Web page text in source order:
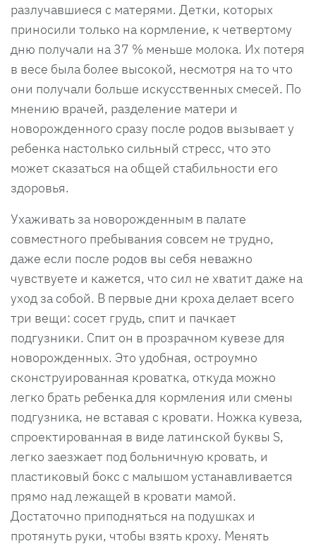
разлучавшиеся с матерями. Детки, которых
приносили только на кормление, к четвертому
дню получали на 37 % меньше молока. Их потеря
в весе была более высокой, несмотря на то что
они получали больше искусственных смесей. По
мнению врачей, разделение матери и
новорожденного сразу после родов вызывает у
ребенка настолько сильный стресс, что это
может сказаться на общей стабильности его
здоровья.
Ухаживать за новорожденным в палате
совместного пребывания совсем не трудно,
даже если после родов вы себя неважно
чувствуете и кажется, что сил не хватит даже на
уход за собой. В первые дни кроха делает всего
три вещи: сосет грудь, спит и пачкает
подгузники. Спит он в прозрачном кувезе для
новорожденных. Это удобная, остроумно
сконструированная кроватка, откуда можно
легко брать ребенка для кормления или смены
подгузника, не вставая с кровати. Ножка кувеза,
спроектированная в виде латинской буквы S,
легко заезжает под больничную кровать, и
пластиковый бокс с малышом устанавливается
прямо над лежащей в кровати мамой.
Достаточно приподняться на подушках и
протянуть руки, чтобы взять кроху. Менять